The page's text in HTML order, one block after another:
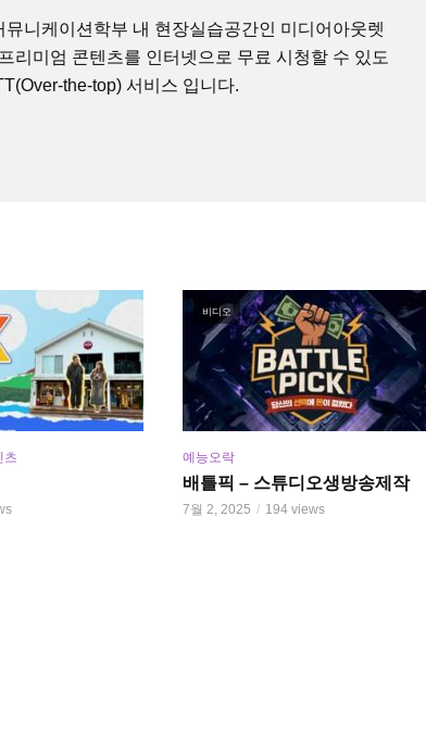
니케이션학부 내 현장실습공간인 미디어아웃렛
리미엄 콘텐츠를 인터넷으로 무료 시청할 수 있도
the-top) 서비스 입니다.
츠
비디오
예능오락
배틀픽 – 스튜디오생방송제작
7월 2, 2025 194 views